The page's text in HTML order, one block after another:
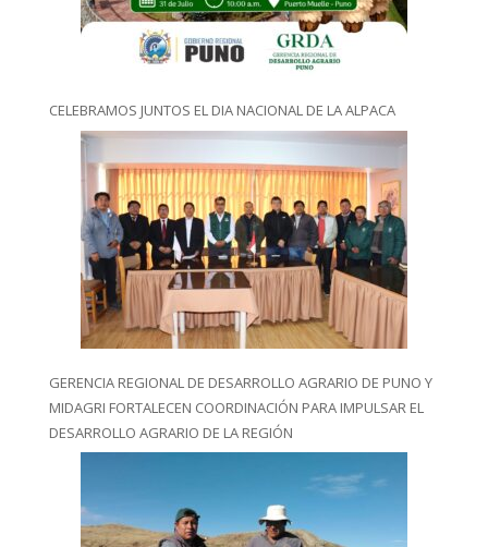
CELEBRAMOS JUNTOS EL DIA NACIONAL DE LA ALPACA
GERENCIA REGIONAL DE DESARROLLO AGRARIO DE PUNO Y
MIDAGRI FORTALECEN COORDINACIÓN PARA IMPULSAR EL
DESARROLLO AGRARIO DE LA REGIÓN